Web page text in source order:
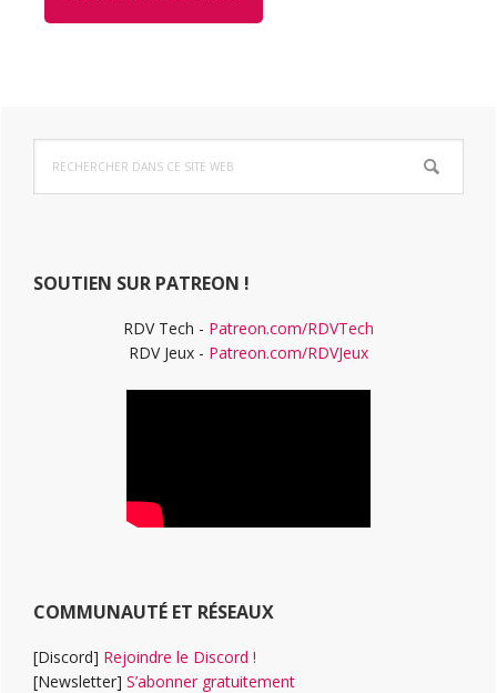
Barre
latérale
dans
ce
SOUTIEN SUR PATREON !
RDV Tech - Patreon.com/RDVTech
RDV Jeux - Patreon.com/RDVJeux
COMMUNAUTÉ ET RÉSEAUX
[Discord] Rejoindre le Discord !
[Newsletter] S’abonner gratuitement